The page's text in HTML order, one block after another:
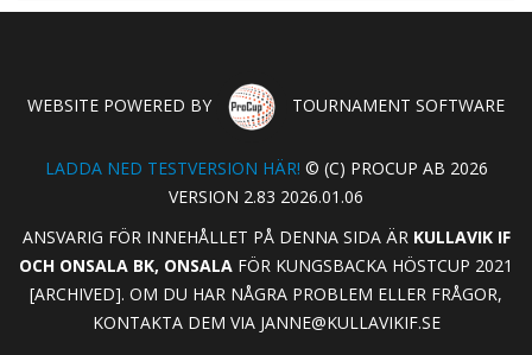
WEBSITE POWERED BY TOURNAMENT SOFTWARE
LADDA NED TESTVERSION HÄR! © (C) PROCUP AB 2026
VERSION 2.83 2026.01.06
ANSVARIG FÖR INNEHÅLLET PÅ DENNA SIDA ÄR KULLAVIK IF
OCH ONSALA BK, ONSALA FÖR KUNGSBACKA HÖSTCUP 2021
[ARCHIVED]. OM DU HAR NÅGRA PROBLEM ELLER FRÅGOR,
KONTAKTA DEM VIA JANNE@KULLAVIKIF.SE